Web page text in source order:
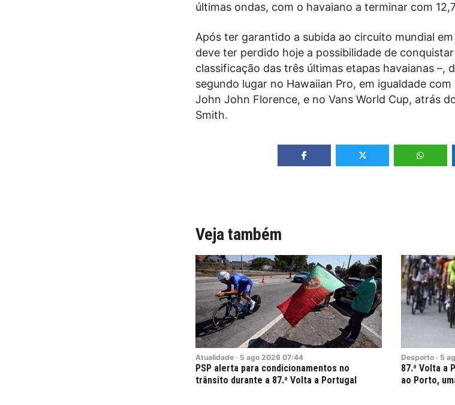
últimas ondas, com o havaiano a terminar com
Após ter garantido a subida ao circuito mundial
deve ter perdido hoje a possibilidade de
classificação das três últimas etapas havaianas –,
segundo lugar no Hawaiian Pro, em igualdade
John John Florence, e no Vans World Cup, atrás
Smith.
Veja também
Atualidade · 5 ago 2026 07:44
PSP alerta para condicionamentos no
trânsito durante a 87.ª Volta a Portugal
Desporto · 5
87.ª Volta a
ao Porto,